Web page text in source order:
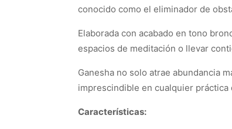
conocido como el eliminador de
Elaborada con acabado en tono
espacios de meditación o llevar
Ganesha no solo atrae abundancia
imprescindible en cualquier
Características: